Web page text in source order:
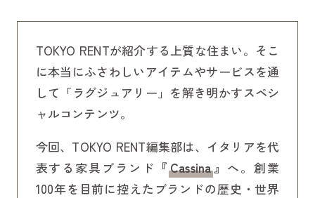
TOKYO RENTが紹介する上質な住まい。そこ
に本当にふさわしいアイテムやサービスを通
して「ラグジュアリー」を解き明かすスペシ
ャルコンテンツ。
今回、TOKYO RENT編集部は、イタリアを代
表する家具ブランド 『Cassina』 へ。創業
100年を目前に控えたブランドの歴史・世界